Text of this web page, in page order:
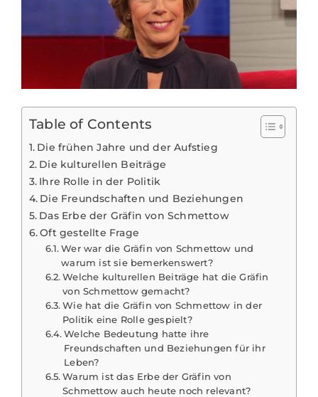
Table of Contents
Die frühen Jahre und der Aufstieg
Die kulturellen Beiträge
Ihre Rolle in der Politik
Die Freundschaften und Beziehungen
Das Erbe der Gräfin von Schmettow
Oft gestellte Frage
Wer war die Gräfin von Schmettow und
warum ist sie bemerkenswert?
Welche kulturellen Beiträge hat die Gräfin
von Schmettow gemacht?
Wie hat die Gräfin von Schmettow in der
Politik eine Rolle gespielt?
Welche Bedeutung hatte ihre
Freundschaften und Beziehungen für ihr
Leben?
Warum ist das Erbe der Gräfin von
Schmettow auch heute noch relevant?